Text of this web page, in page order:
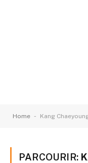
Home - Kang
PARCOURIR: